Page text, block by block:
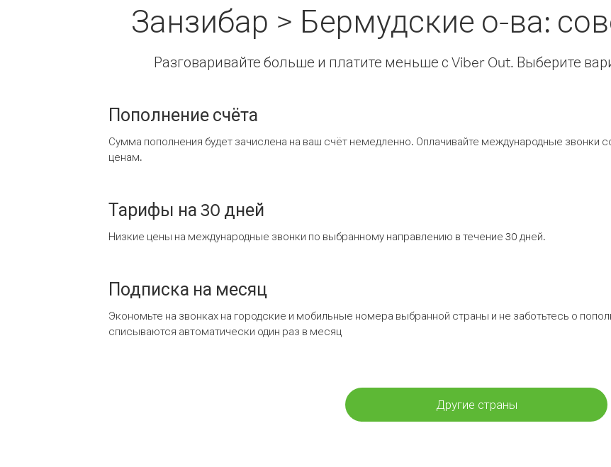
Занзибар > Бермудские о-ва:
Разговаривайте больше и платите меньше с Viber Out. Выберите
Пополнение счёта
Сумма пополнения будет зачислена на ваш счёт немедленно. Оплачивайте международные звонки
ценам.
Тарифы на 30 дней
Низкие цены на международные звонки по выбранному направлению в течение 30 дней.
Подписка на месяц
Экономьте на звонках на городские и мобильные номера выбранной страны и не заботьтесь о
списываются автоматически один раз в месяц
Другие страны